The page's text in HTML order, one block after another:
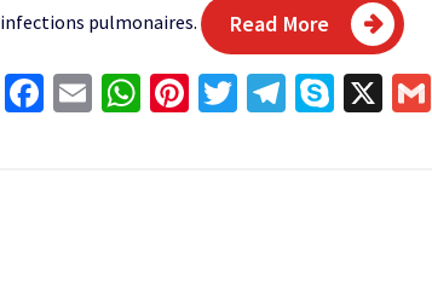
infections pulmonaires.
Read More
Facebook
EmailWhatsApp
Pinterest
Twitter
Telegram
Skype
X